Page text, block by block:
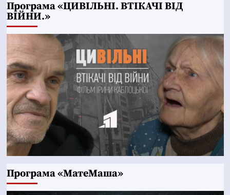
Програма «ЦИВІЛЬНІ. ВТІКАЧІ ВІД
ВІЙНИ.»
Програма «МатеМаша»